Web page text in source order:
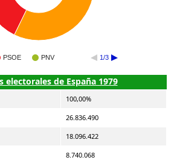
PSOE PNV 1/3
electorales de España 1979
100,00%
26.836.490
18.096.422
8.740.068